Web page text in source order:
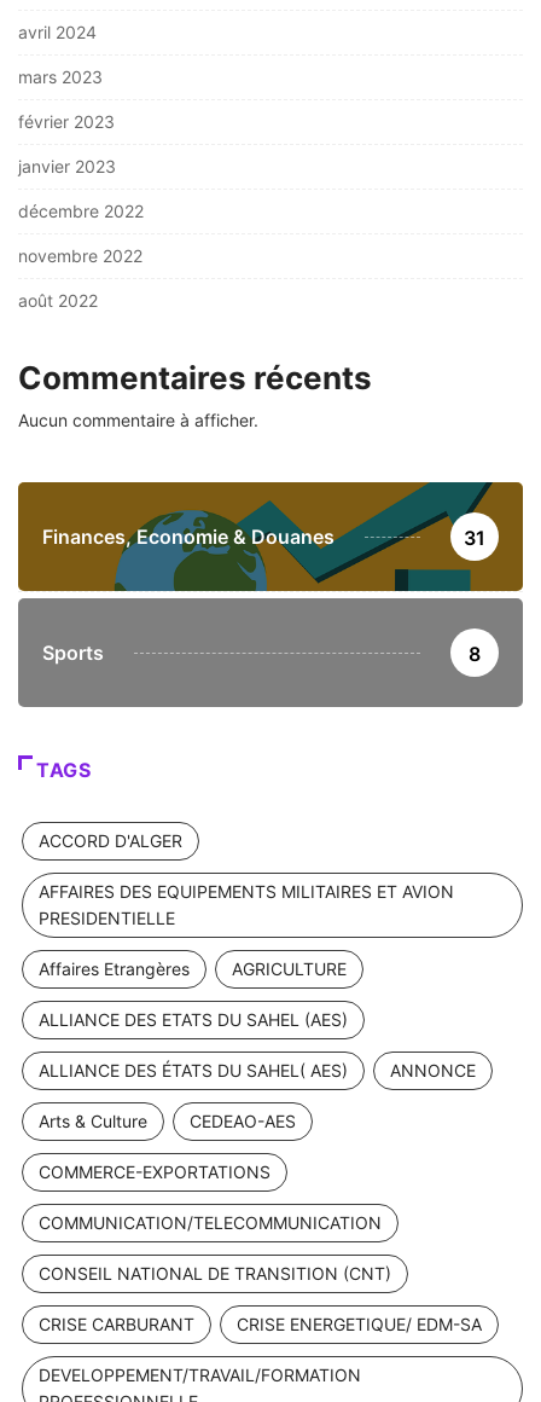
avril 2024
mars 2023
février 2023
janvier 2023
décembre 2022
novembre 2022
août 2022
Commentaires récents
Aucun commentaire à afficher.
Finances, Economie & Douanes 31
Sports 8
TAGS
ACCORD D'ALGER
AFFAIRES DES EQUIPEMENTS MILITAIRES ET AVION
PRESIDENTIELLE
Affaires Etrangères AGRICULTURE
ALLIANCE DES ETATS DU SAHEL (AES)
ALLIANCE DES ÉTATS DU SAHEL( AES) ANNONCE
Arts & Culture CEDEAO-AES
COMMERCE-EXPORTATIONS
COMMUNICATION/TELECOMMUNICATION
CONSEIL NATIONAL DE TRANSITION (CNT)
CRISE CARBURANT CRISE ENERGETIQUE/ EDM-SA
DEVELOPPEMENT/TRAVAIL/FORMATION